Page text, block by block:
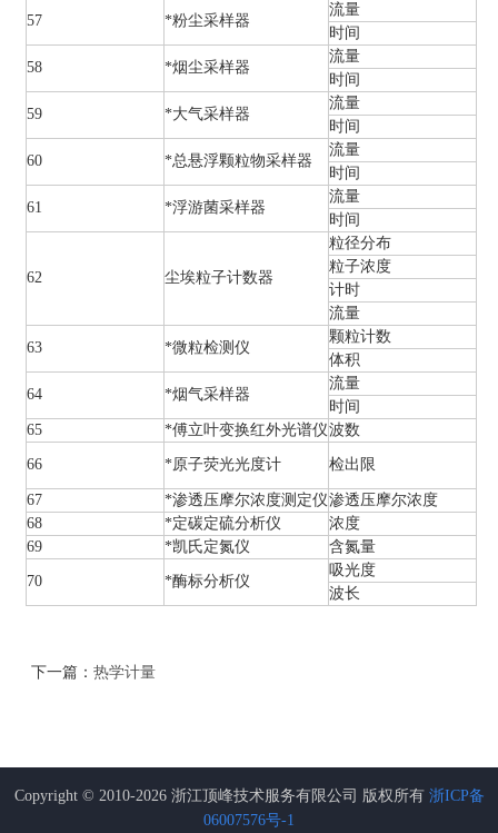
57 *粉尘采样器
流量
时间
58 *烟尘采样器
流量
时间
59 *大气采样器
流量
时间
60 *总悬浮颗粒物采样器
流量
时间
61 *浮游菌采样器
流量
时间
62 尘埃粒子计数器
粒径分布
粒子浓度
计时
流量
63 *微粒检测仪
颗粒计数
体积
64 *烟气采样器
流量
时间
65
*傅立叶变换红外光谱仪波数
66 *原子荧光光度计 检出限
67 *渗透压摩尔浓度测定仪渗透压摩尔浓度
68
*定碳定硫分析仪
浓度
69
*凯氏定氮仪 含氮量
70 *酶标分析仪
吸光度
波长
下一篇：热学计量
Copyright © 2010-2026 浙江顶峰技术服务有限公司 版权所有 浙ICP备
06007576号-1